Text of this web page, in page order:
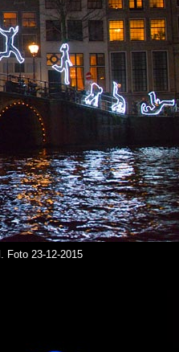
Foto 23-12-2015